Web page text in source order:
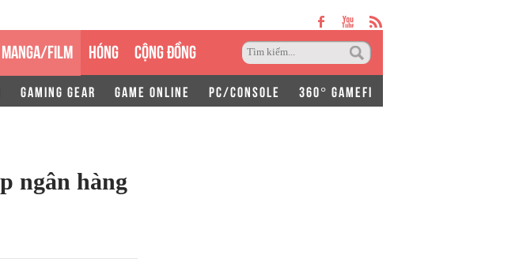
MANGA/FILM HÓNG CỘNG ĐỒNG
GAMING GEAR GAME ONLINE PC/CONSOLE 360° GAMEFI
ngân hàng